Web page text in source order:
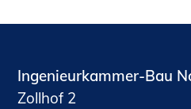
Ingenieurkammer-Bau
Zollhof 2